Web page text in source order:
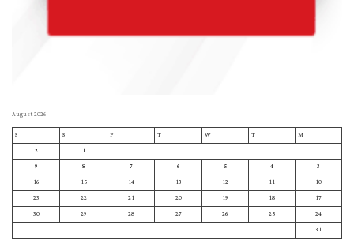
August 2026
M
T
W
T
F
S
S
1
2
3
4
5
6
7
8
9
10
11
12
13
14
15
16
17
18
19
20
21
22
23
24
25
26
27
28
29
30
31